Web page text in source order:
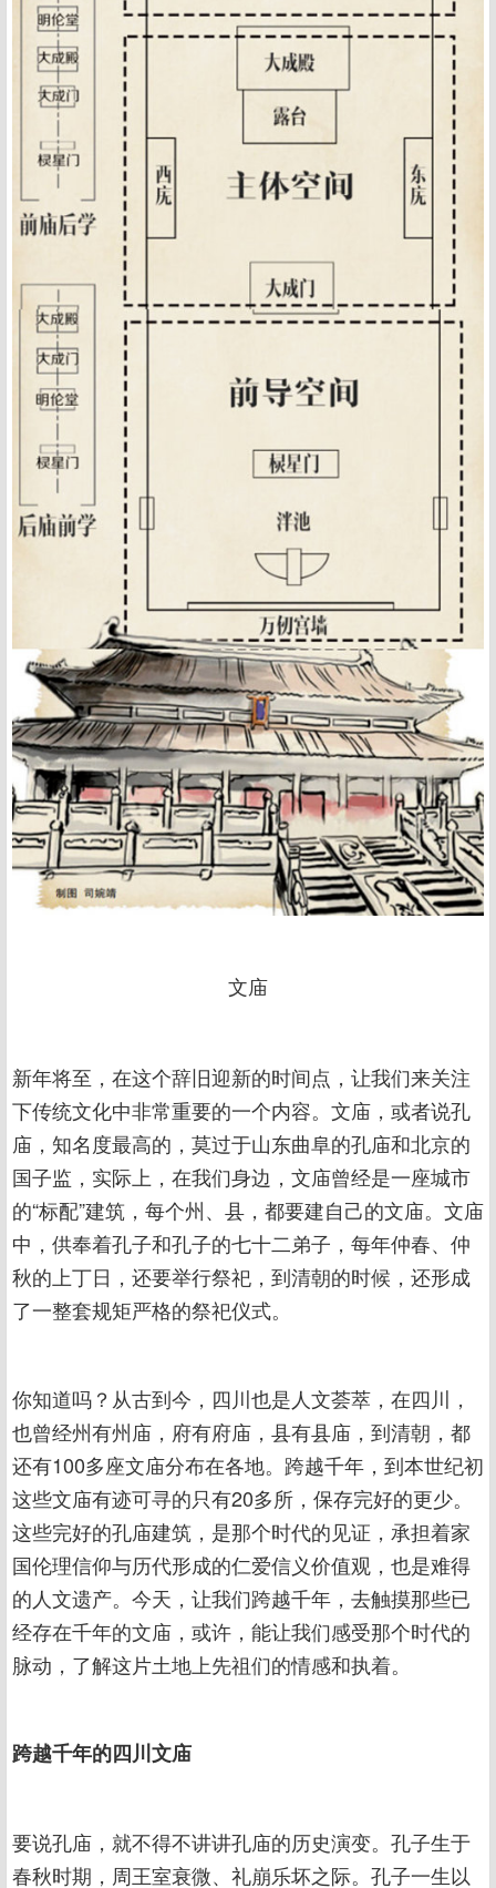
文庙
新年将至，在这个辞旧迎新的时间点，让我们来关注
下传统文化中非常重要的一个内容。文庙，或者说孔
庙，知名度最高的，莫过于山东曲阜的孔庙和北京的
国子监，实际上，在我们身边，文庙曾经是一座城市
的“标配”建筑，每个州、县，都要建自己的文庙。文庙
中，供奉着孔子和孔子的七十二弟子，每年仲春、仲
秋的上丁日，还要举行祭祀，到清朝的时候，还形成
了一整套规矩严格的祭祀仪式。
你知道吗？从古到今，四川也是人文荟萃，在四川，
也曾经州有州庙，府有府庙，县有县庙，到清朝，都
还有100多座文庙分布在各地。跨越千年，到本世纪初
这些文庙有迹可寻的只有20多所，保存完好的更少。
这些完好的孔庙建筑，是那个时代的见证，承担着家
国伦理信仰与历代形成的仁爱信义价值观，也是难得
的人文遗产。今天，让我们跨越千年，去触摸那些已
经存在千年的文庙，或许，能让我们感受那个时代的
脉动，了解这片土地上先祖们的情感和执着。
跨越千年的四川文庙
要说孔庙，就不得不讲讲孔庙的历史演变。孔子生于
春秋时期，周王室衰微、礼崩乐坏之际。孔子一生以